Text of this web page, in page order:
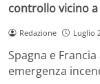
controllo vicino
Redazione Luglio
Spagna e
emergenza